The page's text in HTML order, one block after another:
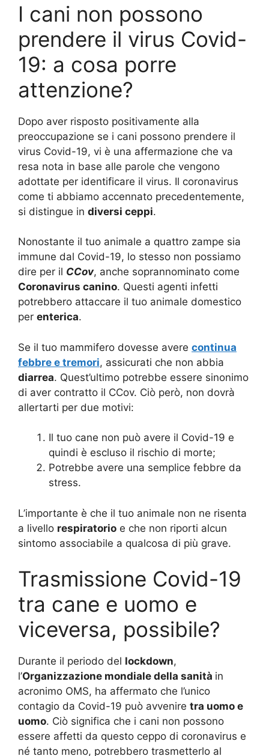
I cani non possono
prendere il virus Covid-
19: a cosa porre
attenzione?
Dopo aver risposto positivamente alla
preoccupazione se i cani possono prendere il
virus Covid-19, vi è una affermazione che va
resa nota in base alle parole che vengono
adottate per identificare il virus. Il coronavirus
come ti abbiamo accennato precedentemente,
si distingue in diversi ceppi.
Nonostante il tuo animale a quattro zampe sia
immune dal Covid-19, lo stesso non possiamo
dire per il CCov, anche soprannominato come
Coronavirus canino. Questi agenti infetti
potrebbero attaccare il tuo animale domestico
per enterica.
Se il tuo mammifero dovesse avere continua
febbre e tremori, assicurati che non abbia
diarrea. Quest’ultimo potrebbe essere sinonimo
di aver contratto il CCov. Ciò però, non dovrà
allertarti per due motivi:
Il tuo cane non può avere il Covid-19 e
quindi è escluso il rischio di morte;
Potrebbe avere una semplice febbre da
stress.
L’importante è che il tuo animale non ne risenta
a livello respiratorio e che non riporti alcun
sintomo associabile a qualcosa di più grave.
Trasmissione Covid-19
tra cane e uomo e
viceversa, possibile?
Durante il periodo del lockdown,
l’Organizzazione mondiale della sanità in
acronimo OMS, ha affermato che l’unico
contagio da Covid-19 può avvenire tra uomo e
uomo. Ciò significa che i cani non possono
essere affetti da questo ceppo di coronavirus e
né tanto meno, potrebbero trasmetterlo al